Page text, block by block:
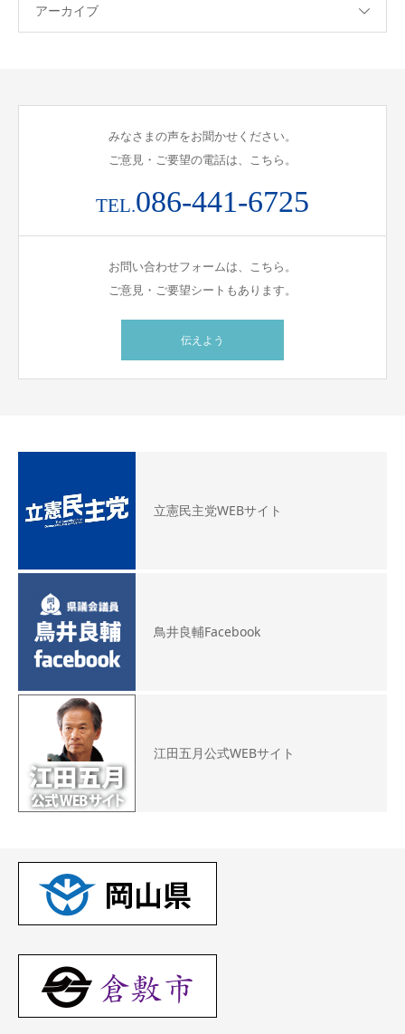
アーカイブ
みなさまの声をお聞かせください。
ご意見・ご要望の電話は、こちら。
TEL.086-441-6725
お問い合わせフォームは、こちら。
ご意見・ご要望シートもあります。
伝えよう
立憲民主党WEBサイト
鳥井良輔Facebook
江田五月公式WEBサイト